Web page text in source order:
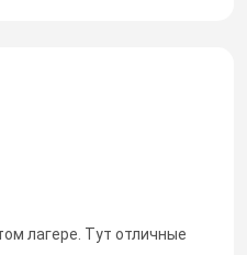
лагере. Тут отличные